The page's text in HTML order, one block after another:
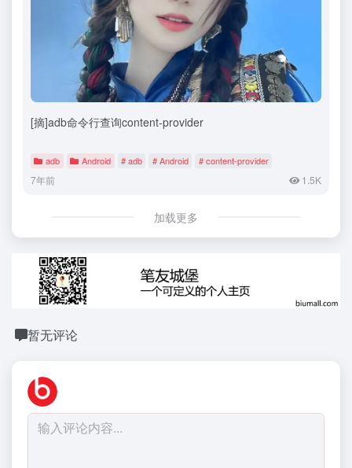
[摘]adb命令行查询content-provider
adb Android # adb # Android # content-provider
7年前 1.5K
加载更多
暂无评论